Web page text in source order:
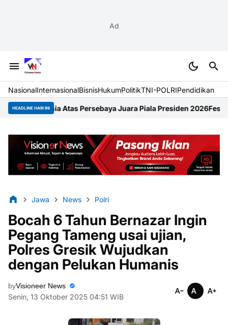
Ad
NasionalInternasionalBisnisHukumPolitikTNI-POLRIPendidikan
HEADLINE HARI INI
Persebaya Juara Piala Presiden 2026Festival Raimuti 2026
Jawa News Polri
Bocah 6 Tahun Bernazar Ingin
Pegang Tameng usai ujian,
Polres Gresik Wujudkan
dengan Pelukan Humanis
byVisioneer News
Senin, 13 Oktober 2025 04:51 WIB